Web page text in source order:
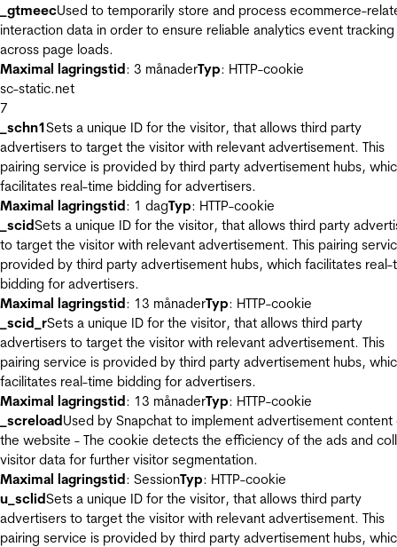
_gtmeecUsed to temporarily store and process ecommerce-
interaction data in order to ensure reliable analytics event tracking
across page loads.
Maximal lagringstid: 3 månaderTyp: HTTP-cookie
sc-static.net
7
_schn1Sets a unique ID for the visitor, that allows third party
advertisers to target the visitor with relevant advertisement. This
pairing service is provided by third party advertisement hubs,
facilitates real-time bidding for advertisers.
Maximal lagringstid: 1 dagTyp: HTTP-cookie
_scidSets a unique ID for the visitor, that allows third party
to target the visitor with relevant advertisement. This pairing
provided by third party advertisement hubs, which facilitates real-
bidding for advertisers.
Maximal lagringstid: 13 månaderTyp: HTTP-cookie
_scid_rSets a unique ID for the visitor, that allows third party
advertisers to target the visitor with relevant advertisement. This
pairing service is provided by third party advertisement hubs,
facilitates real-time bidding for advertisers.
Maximal lagringstid: 13 månaderTyp: HTTP-cookie
_screloadUsed by Snapchat to implement advertisement content
the website - The cookie detects the efficiency of the ads and
visitor data for further visitor segmentation.
Maximal lagringstid: SessionTyp: HTTP-cookie
u_sclidSets a unique ID for the visitor, that allows third party
advertisers to target the visitor with relevant advertisement. This
pairing service is provided by third party advertisement hubs,